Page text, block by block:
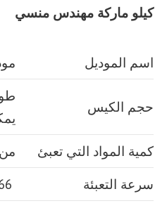
كيلو ماركة مهندس منسي
اسم الموديل موديل 903 حتي
حجم الكيس
كمية المواد التي تعبئ
من 100 جرام حتي 1000 جرام واحد كيلو
سرعة التعبئة